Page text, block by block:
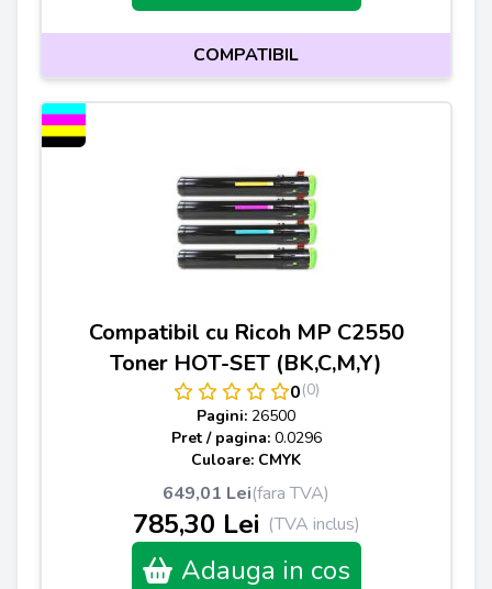
COMPATIBIL
Compatibil cu Ricoh MP C2550
Toner HOT-SET (BK,C,M,Y)
0(0)
Pagini: 26500
Pret / pagina: 0.0296
Culoare: CMYK
649,01 Lei(fara TVA)
785,30 Lei (TVA inclus)
Adauga in cos